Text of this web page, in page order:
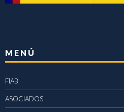
MENÚ
FIAB
ASOCIADOS